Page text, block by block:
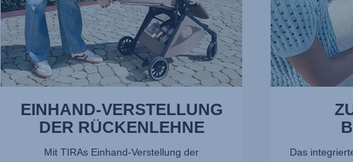
EINHAND-VERSTELLUNG
DER RÜCKENLEHNE
Mit TIRAs Einhand-Verstellung der
Das